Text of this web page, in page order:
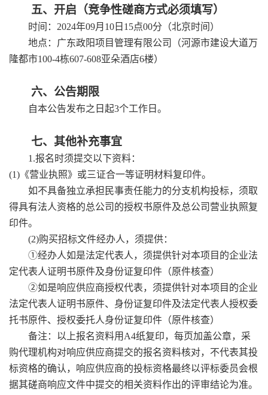
五、开启（竞争性磋商方式必须填写）
时间： 2024年09月 10 日 15点00分 （北京时间）
地点： 广东政阳项目管理有限公司 （河源市建设大道万
隆都市100-4栋607-608亚朵酒店6楼）
六、公告期限
自本公告发布之日起3个工作日。
七、其他补充事宜
1.报名时须提交以下资料：
(1) 《营业执照》或三证合一等证明材料复印件。
如不具备独立承担民事责任能力的分支机构投标，须取
得具有法人资格的总公司的授权书原件及总公司营业执照复
印件。
(2)购买招标文件经办人，须提供：
①经办人如是法定代表人，须提供针对本项目的企业法
定代表人证明书原件及身份证复印件（原件核查）
②如是响应供应商授权代表，须提供针对本项目的企业
法定代表人证明书原件、身份证复印件及法定代表人授权委
托书原件、授权委托人身份证复印件（原件核查）
备注：以上报名资料用 A4纸复印，每页加盖公章，采
购代理机构对响应供应商提交的报名资料核对，不代表其投
标资格的确认，响应供应商的投标资格最终以评标委员会根
据其磋商响应文件中提交的相关资料作出的评审结论为准。